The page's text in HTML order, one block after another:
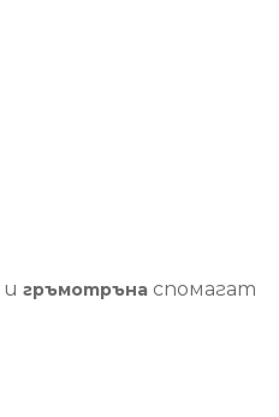
и гръмотръна спомагат